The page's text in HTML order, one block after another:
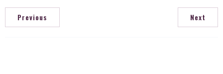
Previous Next